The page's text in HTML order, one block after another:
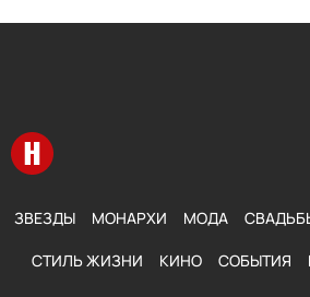
Перейти на главную
ЗВЕЗДЫ МОНАРХИ МОДА
СТИЛЬ ЖИЗНИ КИНО СОБЫТИЯ